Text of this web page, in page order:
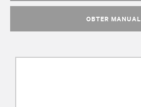
OBTER MANUAL